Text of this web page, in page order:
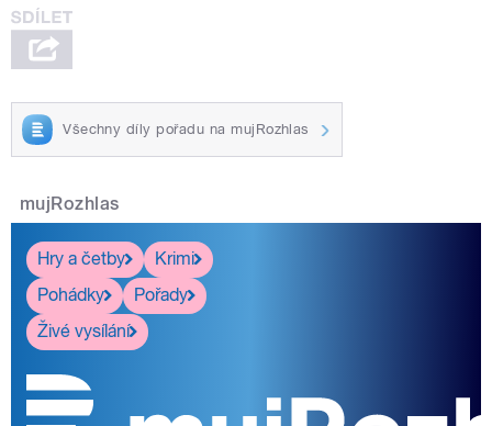
Všechny díly pořadu na mujRozhlas
mujRozhlas
Hry a četby
Krimi
Pohádky
Pořady
Živé vysílání